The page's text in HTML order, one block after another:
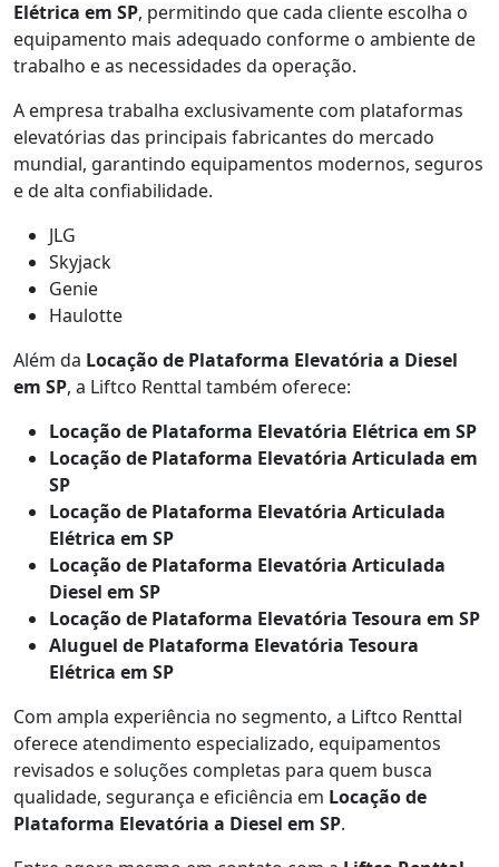
Elétrica em SP, permitindo que cada cliente escolha o
equipamento mais adequado conforme o ambiente de
trabalho e as necessidades da operação.
A empresa trabalha exclusivamente com plataformas
elevatórias das principais fabricantes do mercado
mundial, garantindo equipamentos modernos, seguros
e de alta confiabilidade.
JLG
Skyjack
Genie
Haulotte
Além da Locação de Plataforma Elevatória a Diesel
em SP, a Liftco Renttal também oferece:
Locação de Plataforma Elevatória Elétrica em SP
Locação de Plataforma Elevatória Articulada em
SP
Locação de Plataforma Elevatória Articulada
Elétrica em SP
Locação de Plataforma Elevatória Articulada
Diesel em SP
Locação de Plataforma Elevatória Tesoura em SP
Aluguel de Plataforma Elevatória Tesoura
Elétrica em SP
Com ampla experiência no segmento, a Liftco Renttal
oferece atendimento especializado, equipamentos
revisados e soluções completas para quem busca
qualidade, segurança e eficiência em Locação de
Plataforma Elevatória a Diesel em SP.